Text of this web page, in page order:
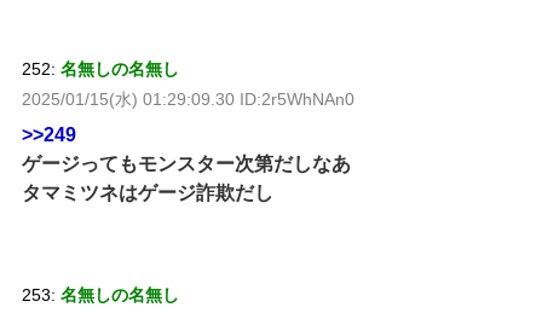
252: 名無しの名無し
2025/01/15(水) 01:29:09.30 ID:2r5WhNAn0
>>249
ゲージってもモンスター次第だしなあ
タマミツネはゲージ詐欺だし
253: 名無しの名無し